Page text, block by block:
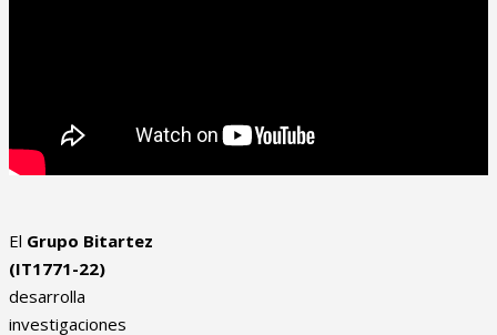
El Grupo Bitartez
(IT1771-22)
desarrolla
investigaciones